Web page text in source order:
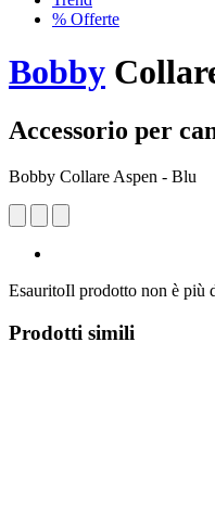
% Offerte
Bobby
Accessorio per
Bobby Collare Aspen - Blu
EsauritoIl prodotto non è più
Prodotti simili